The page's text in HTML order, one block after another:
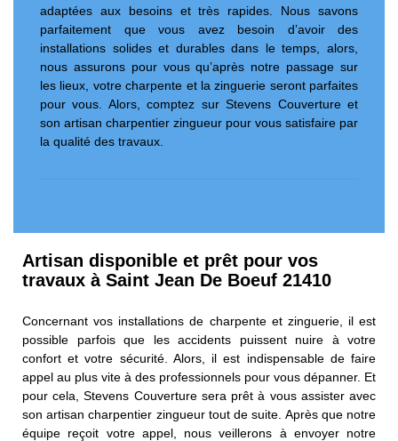
adaptées aux besoins et très rapides. Nous savons
parfaitement que vous avez besoin d’avoir des
installations solides et durables dans le temps, alors,
nous assurons pour vous qu’après notre passage sur
les lieux, votre charpente et la zinguerie seront parfaites
pour vous. Alors, comptez sur Stevens Couverture et
son artisan charpentier zingueur pour vous satisfaire par
la qualité des travaux.
Artisan disponible et prêt pour vos
travaux à Saint Jean De Boeuf 21410
Concernant vos installations de charpente et zinguerie, il est
possible parfois que les accidents puissent nuire à votre
confort et votre sécurité. Alors, il est indispensable de faire
appel au plus vite à des professionnels pour vous dépanner. Et
pour cela, Stevens Couverture sera prêt à vous assister avec
son artisan charpentier zingueur tout de suite. Après que notre
équipe reçoit votre appel, nous veillerons à envoyer notre